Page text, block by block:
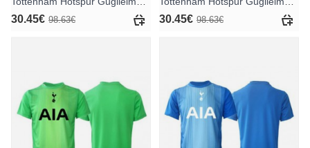
30.45€ 98.63€ 30.45€ 98.63€